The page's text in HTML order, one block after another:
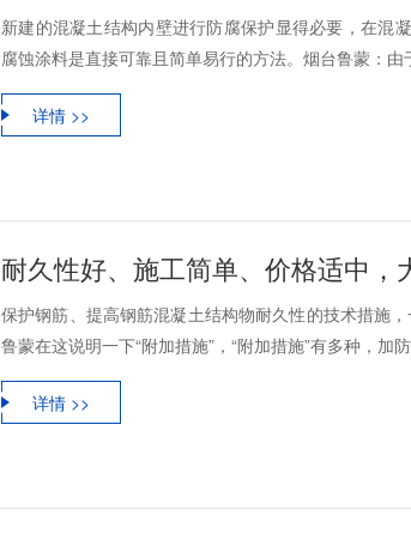
新建的混凝土结构内壁进行防腐保护显得必要，在混
腐蚀涂料是直接可靠且简单易行的方法。烟台鲁蒙：
详情 >>
保护钢筋、提高钢筋混凝土结构物耐久性的技术措施
鲁蒙在这说明一下“附加措施”，“附加措施”有多种，加
详情 >>